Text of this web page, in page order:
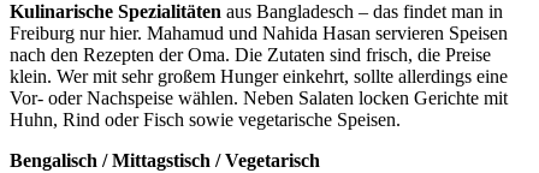
Kulinarische Spezialitäten aus Bangladesch – das findet man in
Freiburg nur hier. Mahamud und Nahida Hasan servieren Speisen
nach den Rezepten der Oma. Die Zutaten sind frisch, die Preise
klein. Wer mit sehr großem Hunger einkehrt, sollte allerdings eine
Vor- oder Nachspeise wählen. Neben Salaten locken Gerichte mit
Huhn, Rind oder Fisch sowie vegetarische Speisen.
Bengalisch / Mittagstisch / Vegetarisch